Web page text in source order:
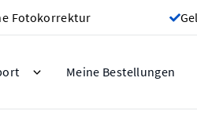
Fotokorrektur
Meine Bestellungen